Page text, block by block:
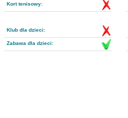
Kort tenisowy:
Klub dla dzieci:
Zabawa dla dzieci: